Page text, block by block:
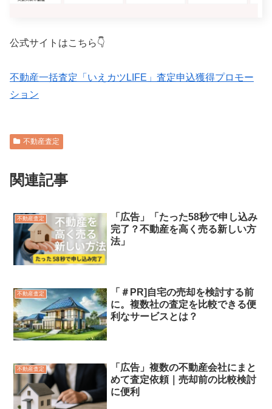
公式サイトはこちら👇
不動産一括査定「いえカツLIFE」査定申込獲得プロモー
ション
不動産査定
関連記事
不動産査定
「広告」「たった58秒で申し込み
完了？不動産を高く売る新しい方
法」
不動産査定
「＃PR]自宅の売却を検討する前
に。複数社の査定を比較できる便
利なサービスとは？
不動産査定
「広告」複数の不動産会社にまと
めて査定依頼｜売却前の比較検討
に便利